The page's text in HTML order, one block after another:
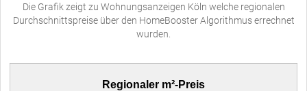
Die Grafik zeigt zu Wohnungsanzeigen Köln welche regionalen
Durchschnittspreise über den HomeBooster Algorithmus errechnet
wurden.
Regionaler m²-Preis